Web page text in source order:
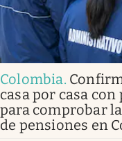
Colombia.
casa por casa
para comprobar
de pensiones en